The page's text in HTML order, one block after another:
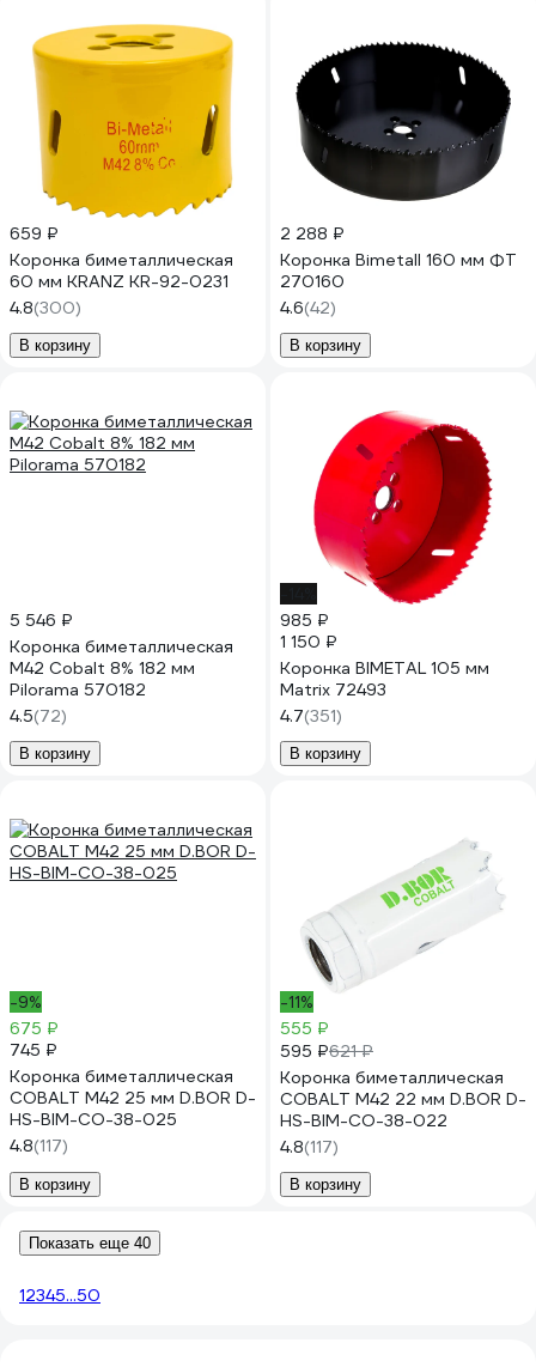
659 ₽
Коронка биметаллическая
60 мм KRANZ KR-92-0231
4.8(300)
В корзину
2 288 ₽
Коронка Bimetall 160 мм ФТ
270160
4.6(42)
В корзину
5 546 ₽
Коронка биметаллическая
М42 Cobalt 8% 182 мм
Pilorama 570182
4.5(72)
В корзину
985 ₽
1 150 ₽
Коронка BIMETAL 105 мм
Matrix 72493
4.7(351)
В корзину
-9%
675 ₽
745 ₽
Коронка биметаллическая
COBALT M42 25 мм D.BOR D-
HS-BIM-CO-38-025
4.8(117)
В корзину
-11%
555 ₽
595 ₽621 ₽
Коронка биметаллическая
COBALT M42 22 мм D.BOR D-
HS-BIM-CO-38-022
4.8(117)
В корзину
Показать еще 40
12345...50